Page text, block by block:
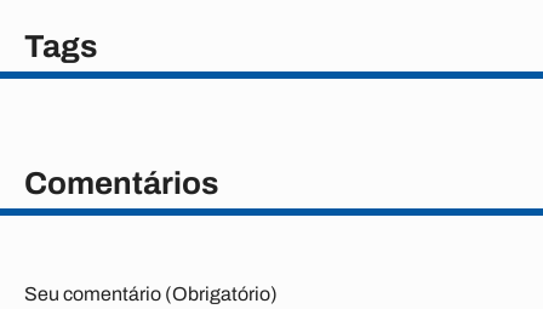
Tags
Comentários
Seu comentário (Obrigatório)